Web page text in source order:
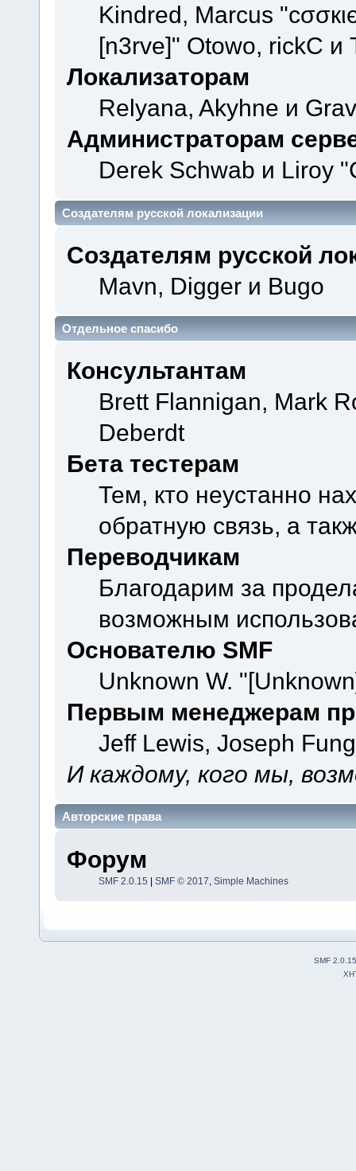
Kindred, Marcus
[n3rve]" Otowo, rickC и
Локализаторам
Relyana, Akyhne и
Администраторам
Derek Schwab и Liroy
Создателям русской локализации
Создателям русской
Mavn, Digger и Bugo
Отдельное спасибо
Консультантам
Brett Flannigan, Mark
Deberdt
Бета тестерам
Тем, кто неустанно
обратную связь, а
Переводчикам
Благодарим за
возможным
Основателю SMF
Unknown W.
Первым менеджерам
Jeff Lewis, Joseph
И каждому, кого мы,
Авторские права
Форум
SMF 2.0.15 | SMF © 2017 Simple Machines
SMF 2.0.15